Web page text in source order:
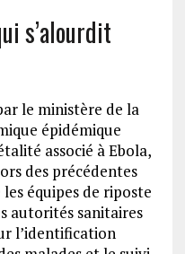
s’alourdit
le ministère de la
épidémique
associé à Ebola,
des précédentes
équipes de riposte
autorités sanitaires
l’identification